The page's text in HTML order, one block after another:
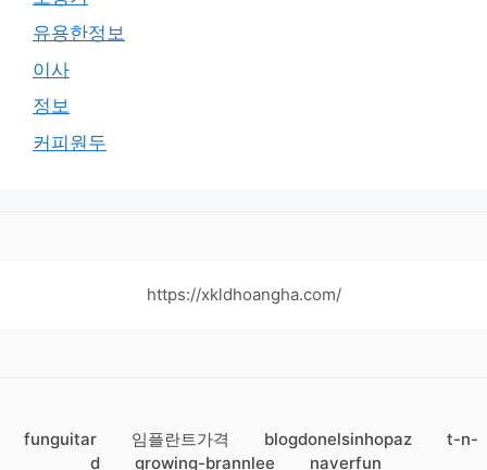
유용한정보
이사
정보
커피원두
https://xkldhoangha.com/
funguitar 임플란트가격 blogdonelsinhopaz
t-n-
d
growing-brannlee naverfun